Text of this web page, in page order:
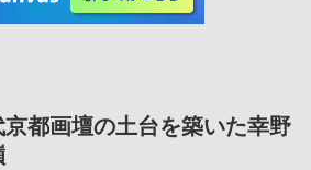
京都画壇の土台を築いた幸野